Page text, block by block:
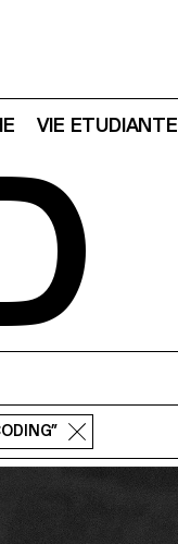
VIE ETUDIANTE